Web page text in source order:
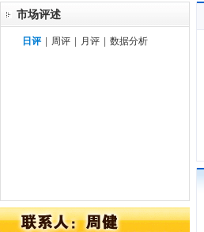
市场评述
日评 周评 月评 数据分析